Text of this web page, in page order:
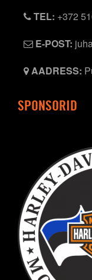
TEL: +372
E-POST:
AADRESS:
SPONSORID